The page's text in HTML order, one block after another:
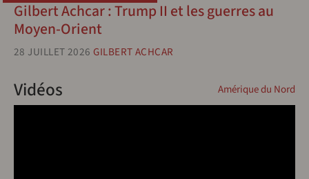
Gilbert Achcar : Trump II et les guerres au
Moyen-Orient
28 JUILLET 2026 GILBERT ACHCAR
Amérique du Nord
Vidéos